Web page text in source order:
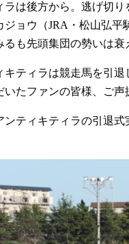
は後方から。逃げ切
ジョウ（JRA・松山弘
も先頭集団の勢いは衰
ティラは競走馬を引
たファンの皆様、ご声
ティキティラの引退